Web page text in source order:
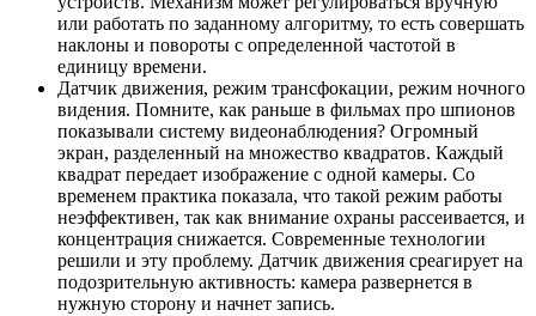
или работать по заданному алгоритму, то есть совершать
наклоны и повороты с определенной частотой в
единицу времени.
Датчик движения, режим трансфокации, режим ночного
видения. Помните, как раньше в фильмах про шпионов
показывали систему видеонаблюдения? Огромный
экран, разделенный на множество квадратов. Каждый
квадрат передает изображение с одной камеры. Со
временем практика показала, что такой режим работы
неэффективен, так как внимание охраны рассеивается, и
концентрация снижается. Современные технологии
решили и эту проблему. Датчик движения среагирует на
подозрительную активность: камера развернется в
нужную сторону и начнет запись.